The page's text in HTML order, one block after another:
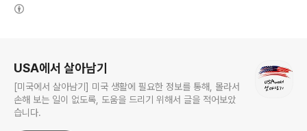
USA에서 살아남기
[미국에서 살아남기] 미국 생활에 필요한 정보를 통해, 몰라서
손해 보는 일이 없도록, 도움을 드리기 위해서 글을 적어보았
습니다.